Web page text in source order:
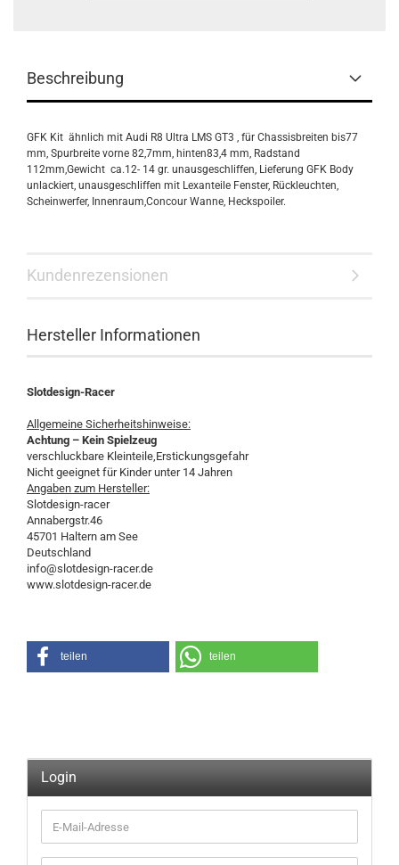
Beschreibung
GFK Kit ähnlich mit Audi R8 Ultra LMS GT3 , für Chassisbreiten bis77
mm, Spurbreite vorne 82,7mm, hinten83,4 mm, Radstand
112mm,Gewicht ca.12- 14 gr. unausgeschliffen, Lieferung GFK Body
unlackiert, unausgeschliffen mit Lexanteile Fenster, Rückleuchten,
Scheinwerfer, Innenraum,Concour Wanne, Heckspoiler.
Kundenrezensionen
Hersteller Informationen
Slotdesign-Racer
Allgemeine Sicherheitshinweise:
Achtung – Kein Spielzeug
verschluckbare Kleinteile,Erstickungsgefahr
Nicht geeignet für Kinder unter 14 Jahren
Angaben zum Hersteller:
Slotdesign-racer
Annabergstr.46
45701 Haltern am See
Deutschland
info@slotdesign-racer.de
www.slotdesign-racer.de
teilen teilen
Login
E-
Mail-
Adresse